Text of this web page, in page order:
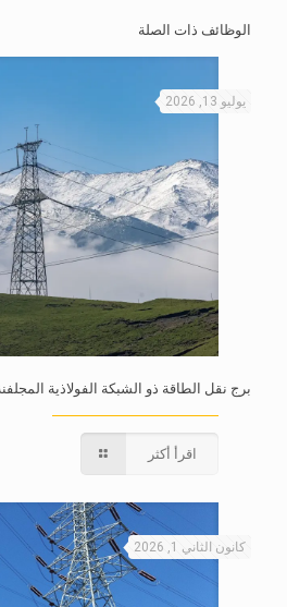
الوظائف ذات الصلة
يوليو 13, 2026
برج نقل الطاقة ذو الشبكة الفولاذية
اقرأ أكثر
كانون الثاني 1, 2026